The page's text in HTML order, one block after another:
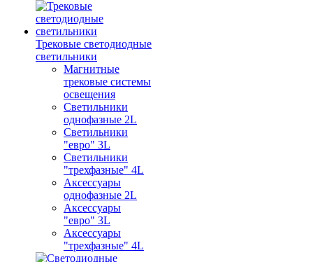
Трековые светодиодные
светильники
Магнитные
трековые системы
освещения
Светильники
однофазные 2L
Светильники
"евро" 3L
Светильники
"трехфазные" 4L
Аксессуары
однофазные 2L
Аксессуары
"евро" 3L
Аксессуары
"трехфазные" 4L